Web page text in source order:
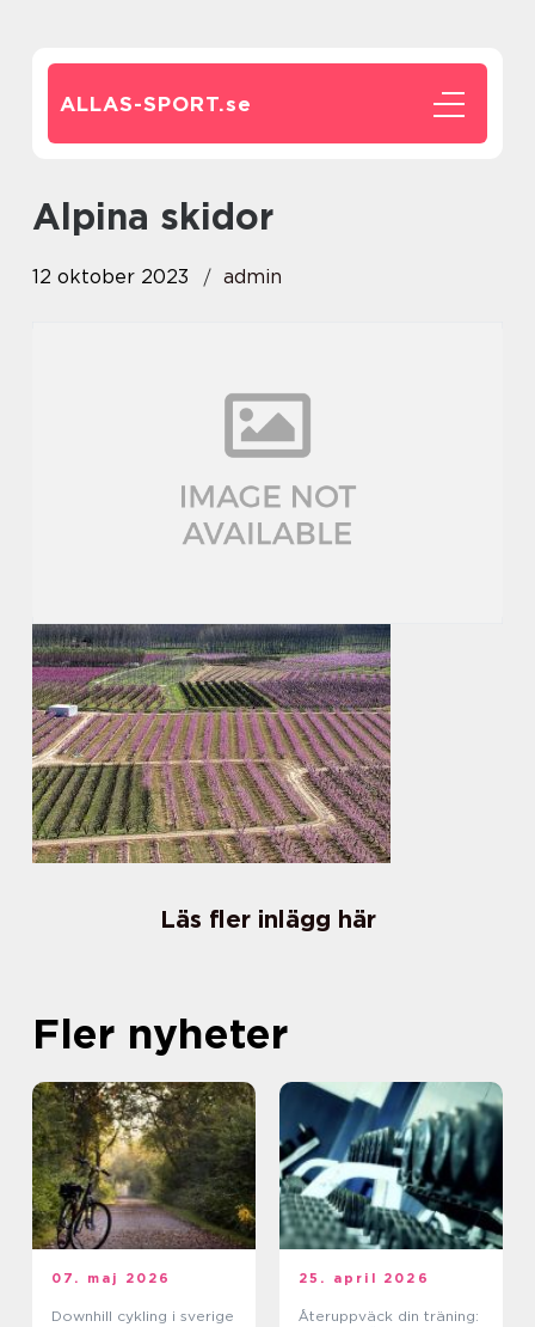
ALLAS-SPORT.se
alpina skidor
12 oktober 2023 admin
Läs fler inlägg här
Fler nyheter
07. maj 2026
Downhill cykling i sverige
25. april 2026
Återuppväck din träning: